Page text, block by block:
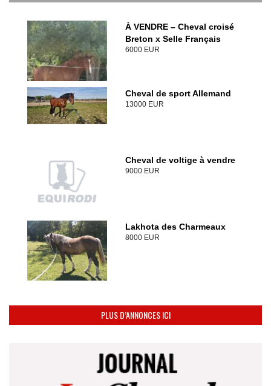
À VENDRE – Cheval croisé
Breton x Selle Français
6000 EUR
Cheval de sport Allemand
13000 EUR
Cheval de voltige à vendre
9000 EUR
Lakhota des Charmeaux
8000 EUR
PLUS D’ANNONCES ICI